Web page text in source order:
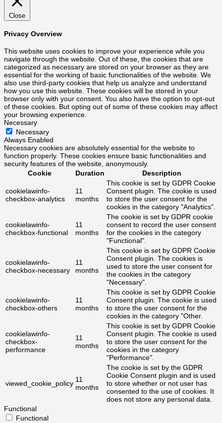
Close
Privacy Overview
This website uses cookies to improve your experience while you
navigate through the website. Out of these, the cookies that are
categorized as necessary are stored on your browser as they are
essential for the working of basic functionalities of the website. We
also use third-party cookies that help us analyze and understand
how you use this website. These cookies will be stored in your
browser only with your consent. You also have the option to opt-out
of these cookies. But opting out of some of these cookies may affect
your browsing experience.
Necessary
Necessary
Always Enabled
Necessary cookies are absolutely essential for the website to
function properly. These cookies ensure basic functionalities and
security features of the website, anonymously.
Cookie
Duration Description
cookielawinfo-
checkbox-analytics
11
months
This cookie is set by GDPR Cookie
Consent plugin. The cookie is used
to store the user consent for the
cookies in the category "Analytics".
cookielawinfo-
checkbox-functional
11
months
The cookie is set by GDPR cookie
consent to record the user consent
for the cookies in the category
"Functional".
cookielawinfo-
checkbox-necessary
11
months
This cookie is set by GDPR Cookie
Consent plugin. The cookies is
used to store the user consent for
the cookies in the category
"Necessary".
cookielawinfo-
checkbox-others
11
months
This cookie is set by GDPR Cookie
Consent plugin. The cookie is used
to store the user consent for the
cookies in the category "Other.
cookielawinfo-
checkbox-
performance
11
months
This cookie is set by GDPR Cookie
Consent plugin. The cookie is used
to store the user consent for the
cookies in the category
"Performance".
viewed_cookie_policy 11
months
The cookie is set by the GDPR
Cookie Consent plugin and is used
to store whether or not user has
consented to the use of cookies. It
does not store any personal data.
Functional
Functional